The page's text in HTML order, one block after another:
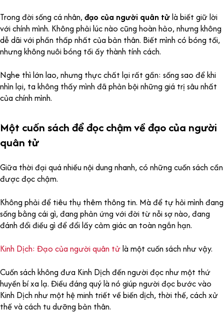
Trong đời sống cá nhân, đạo của người quân tửlà biết giữ lời
với chính mình. Không phải lúc nào cũng hoàn hảo, nhưng không
dễ dãi với phần thấp nhất của bản thân. Biết mình có bóng tối,
nhưng không nuôi bóng tối ấy thành tính cách.
Nghe thì lớn lao, nhưng thực chất lại rất gần: sống sao để khi
nhìn lại, ta không thấy mình đã phản bội những giá trị sâu nhất
của chính mình.
Một cuốn sách để đọc chậm về đạo của người
quân tử
Giữa thời đại quá nhiều nội dung nhanh, có những cuốn sách cần
được đọc chậm.
Không phải để tiêu thụ thêm thông tin. Mà để tự hỏi mình đang
sống bằng cái gì, đang phản ứng với đời từ nỗi sợ nào, đang
đánh đổi điều gì để đổi lấy cảm giác an toàn ngắn hạn.
Kinh Dịch: Đạo của người quân tửlà một cuốn sách như vậy.
Cuốn sách không đưa Kinh Dịch đến người đọc như một thứ
huyền bí xa lạ. Điều đáng quý là nó giúp người đọc bước vào
Kinh Dịch như một hệ minh triết về biến dịch, thời thế, cách xử
thế và cách tu dưỡng bản thân.